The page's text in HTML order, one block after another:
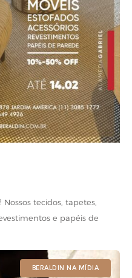
tecidos, tapetes,
e papéis de
BERALDIN NA MÍDIA